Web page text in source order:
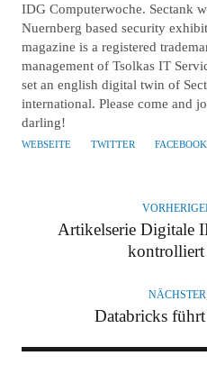
IDG Computerwoche. Sectank
Nuernberg based security
magazine is a registered
management of Tsolkas IT
set an english digital twin of
international. Please come and
darling!
WEBSEITE TWITTER FACEBOOK
Artikelserie Digitale
kontrolliert
Databricks